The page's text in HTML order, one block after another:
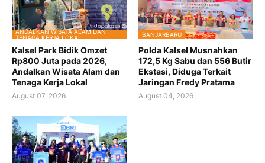
ANDALKAN WISATA ALAM DAN
TENAGA KERJA LOKAL
Kalsel Park Bidik Omzet
Rp800 Juta pada 2026,
Andalkan Wisata Alam dan
Tenaga Kerja Lokal
August 07, 2026
BANJARBARU
Polda Kalsel Musnahkan
172,5 Kg Sabu dan 556 Butir
Ekstasi, Diduga Terkait
Jaringan Fredy Pratama
August 04, 2026